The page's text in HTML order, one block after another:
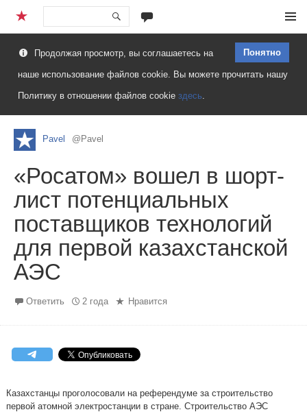
Перейти
содержимому
Понятно
Продолжая просмотр, вы соглашаетесь на
наше использование файлов cookie. Вы можете прочитать нашу
Политику в отношении файлов cookie здесь.
Pavel @Pavel
«Росатом» вошел в шорт-
лист потенциальных
поставщиков технологий
для первой казахстанской
АЭС
Ответить 2 года Нравится
Казахстанцы проголосовали на референдуме за строительство
первой атомной электростанции в стране. Строительство АЭС